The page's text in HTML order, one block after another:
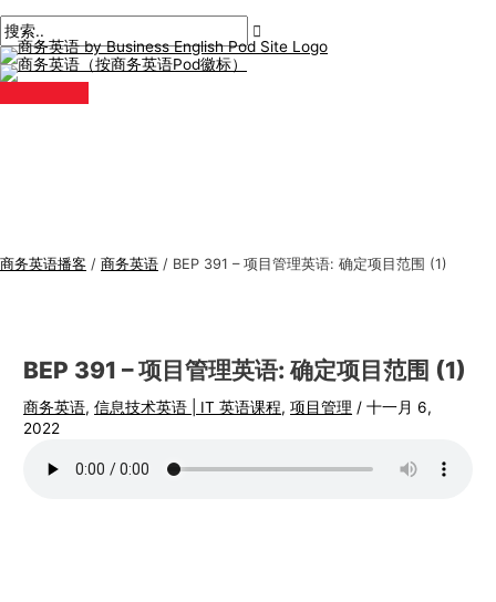
至
内
容
菜
商务英语播客 / 商务英语 / BEP 391 – 项目管理英语: 确定项目范围 (1)
BEP 391 – 项目管理英语: 确定项目范围 (1)
商务英语,信息技术英语 | IT 英语课程,项目管理 /十一月 6,
2022
子
导
航
此
输
入。.
名
*
子
邮
件
*
商
务
英
语
搜
索
: